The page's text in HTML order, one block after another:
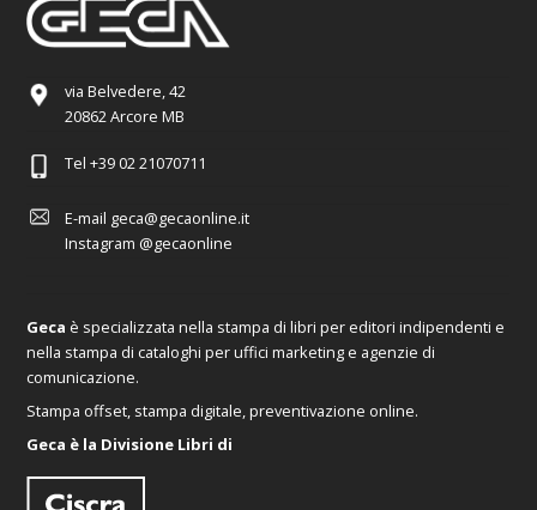
via Belvedere, 42
20862 Arcore MB
Tel +39 02 21070711
E-mail geca@gecaonline.it
Instagram @gecaonline
Geca è specializzata nella stampa di libri per editori indipendenti e
nella stampa di cataloghi per uffici marketing e agenzie di
comunicazione.
Stampa offset, stampa digitale, preventivazione online.
Geca è la Divisione Libri di